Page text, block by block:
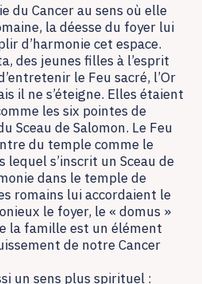
du Cancer au sens où elle
la déesse du foyer lui
d’harmonie cet espace.
des jeunes filles à l’esprit
le Feu sacré, l’Or
il ne s’éteigne. Elles étaient
les six pointes de
Sceau de Salomon. Le Feu
du temple comme le
lequel s’inscrit un Sceau de
dans le temple de
romains lui accordaient le
le foyer, le « domus »
la famille est un élément
de notre Cancer
un sens plus spirituel :